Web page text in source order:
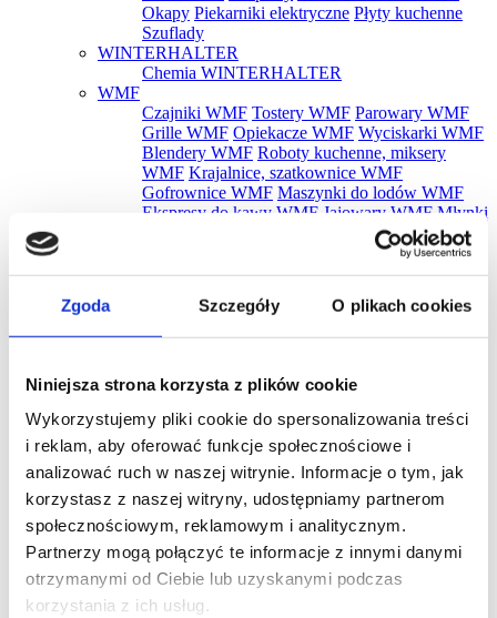
Zgoda Szczegóły O plikach cookies
Niniejsza strona korzysta z plików cookie
Wykorzystujemy pliki cookie do spersonalizowania treści
i reklam, aby oferować funkcje społecznościowe i
analizować ruch w naszej witrynie. Informacje o tym, jak
korzystasz z naszej witryny, udostępniamy partnerom
społecznościowym, reklamowym i analitycznym.
Partnerzy mogą połączyć te informacje z innymi danymi
otrzymanymi od Ciebie lub uzyskanymi podczas
korzystania z ich usług.
Okapy Piekarniki elektryczne Płyty kuchenne
Szuflady
WINTERHALTER
Chemia WINTERHALTER
WMF
Czajniki WMF Tostery WMF Parowary WMF
Grille WMF Opiekacze WMF Wyciskarki WMF
Blendery WMF Roboty kuchenne, miksery
WMF Krajalnice, szatkownice WMF
Gofrownice WMF Maszynki do lodów WMF
Ekspresy do kawy WMF Jajowary WMF Młynki
Młynki do kawy WMF Płyty
Urządzenia do suszenia i
gotowania WMF Cooler na wino WMF
Spieniacze do mleka WMF Płyty snack
master WMF
Promocje
Nowości
Zestawy
Szukaj
Ile wat ma lodówka? Jak